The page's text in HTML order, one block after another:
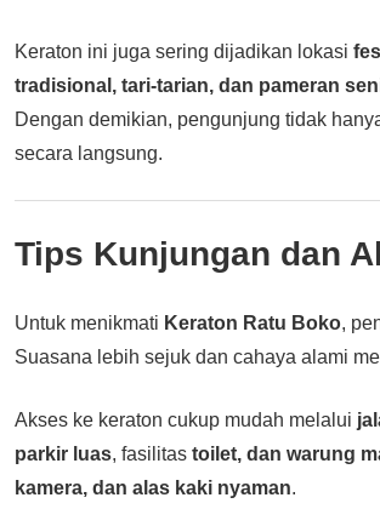
Keraton ini juga sering dijadikan lokasi
tradisional, tari-tarian, dan pameran
Dengan demikian, pengunjung tidak
secara langsung.
Tips Kunjungan dan
Untuk menikmati Keraton Ratu Boko,
Suasana lebih sejuk dan cahaya alami
Akses ke keraton cukup mudah melalui
parkir luas, fasilitastoilet, dan warung
kamera, dan alas kaki nyaman.